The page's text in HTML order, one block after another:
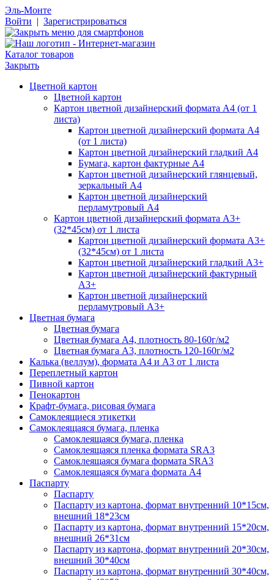
Эль-Монте
Войти | Зарегистрироваться
Каталог товаров
Закрыть
Цветной картон
Цветной картон
Картон цветной дизайнерский формата А4 (от 1
листа)
Картон цветной дизайнерский формата А4
(от 1 листа)
Картон цветной дизайнерский гладкий А4
Бумага, картон фактурные А4
Картон цветной дизайнерский глянцевый,
зеркальный А4
Картон цветной дизайнерский
перламутровый А4
Картон цветной дизайнерский формата А3+
(32*45см) от 1 листа
Картон цветной дизайнерский формата А3+
(32*45см) от 1 листа
Картон цветной дизайнерский гладкий А3+
Картон цветной дизайнерский фактурный
А3+
Картон цветной дизайнерский
перламутровый А3+
Цветная бумага
Цветная бумага
Цветная бумага А4, плотность 80-160г/м2
Цветная бумага А3, плотность 120-160г/м2
Калька (веллум), формата А4 и А3 от 1 листа
Переплетный картон
Пивной картон
Пенокартон
Крафт-бумага, рисовая бумага
Самоклеящиеся этикетки
Самоклеящаяся бумага, пленка
Самоклеящаяся бумага, пленка
Самоклеящаяся пленка формата SRА3
Самоклеящаяся бумага формата SRА3
Самоклеящаяся бумага формата А4
Паспарту
Паспарту
Паспарту из картона, формат внутренний 10*15см,
внешний 18*23см
Паспарту из картона, формат внутренний 15*20см,
внешний 26*31см
Паспарту из картона, формат внутренний 20*30см,
внешний 30*40см
Паспарту из картона, формат внутренний 30*40см,